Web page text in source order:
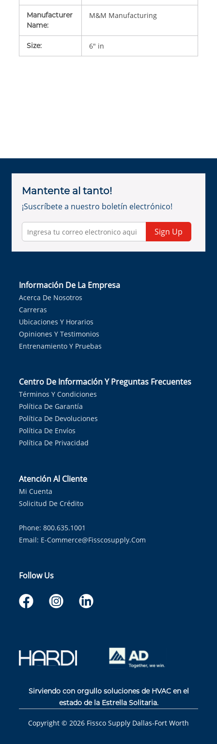
Manufacturer
Name:
M&M Manufacturing
Size: 6" in
Mantente al tanto!
¡Suscríbete a nuestro boletín electrónico!
Sign Up
Información De La Empresa
Acerca De Nosotros
Carreras
Ubicaciones Y Horarios
Opiniones Y Testimonios
Entrenamiento Y Pruebas
Centro De Información Y Preguntas Frecuentes
Términos Y Condiciones
Política De Garantía
Política De Devoluciones
Política De Envíos
Política De Privacidad
Atención Al Cliente
Mi Cuenta
Solicitud De Crédito
Phone: 800.635.1001
Email: E-Commerce@fisscosupply.com
Follow Us
Sirviendo con orgullo soluciones de HVAC en el
estado de la Estrella Solitaria.
Copyright © 2026 Fissco Supply Dallas-Fort Worth